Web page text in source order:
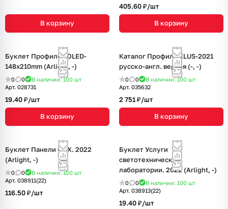
В корзину
405.60 ₽/шт
В корзину
Буклет Профиль FOLED-
148х210mm (Arlight, -)
0 0 В наличии: 100 шт
Арт. 028731
19.40 ₽/шт
В корзину
Каталог Профиль KLUS-2021
русско-англ. версия (-, -)
0 0 В наличии: 100 шт
Арт. 035632
2 751 ₽/шт
В корзину
Буклет Панели KNX. 2022
(Arlight, -)
0 0 В наличии: 100 шт
Арт. 038911(22)
116.50 ₽/шт
Буклет Услуги
светотехнической
лаборатории. 2022 (Arlight, -)
0 0 В наличии: 100 шт
Арт. 038913(22)
19.40 ₽/шт